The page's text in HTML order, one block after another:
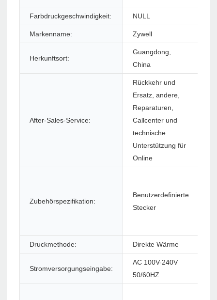
Farbdruckgeschwindigkeit: NULL
Markenname: Zywell
Herkunftsort:
Guangdong,
China
After-Sales-Service:
Rückkehr und
Ersatz, andere,
Reparaturen,
Callcenter und
technische
Unterstützung für
Online
Zubehörspezifikation:
Benutzerdefinierte
Stecker
Druckmethode: Direkte Wärme
Stromversorgungseingabe:
AC 100V-240V
50/60HZ